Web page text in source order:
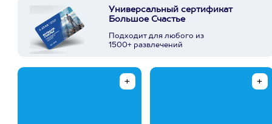
Универсальный сертификат
Большое Счастье
Подходит для любого из
1500+ развлечений